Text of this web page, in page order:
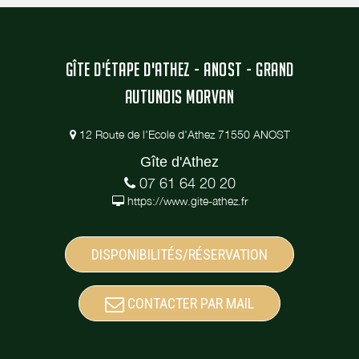
GÎTE D'ÉTAPE D'ATHEZ - ANOST - GRAND
AUTUNOIS MORVAN
12 Route de l'Ecole d'Athez 71550 ANOST
Gîte d'Athez
07 61 64 20 20
https://www.gite-athez.fr
DISPONIBILITÉS/RÉSERVATION
CONTACTER PAR MAIL